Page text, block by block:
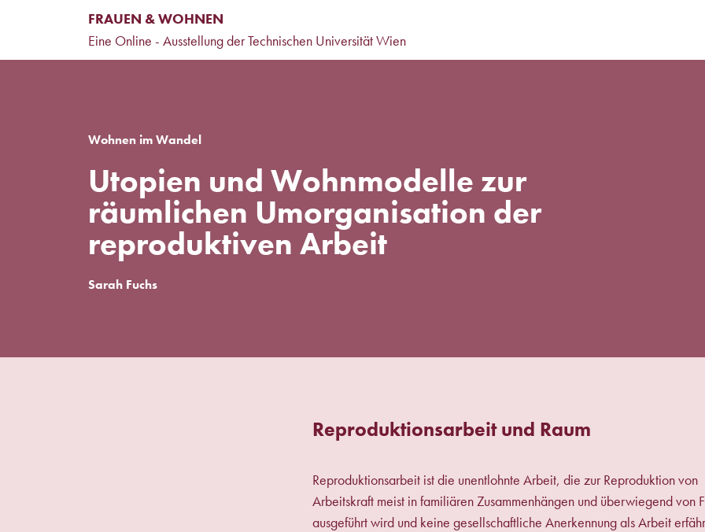
FRAUEN & WOHNEN
Eine Online - Ausstellung der Technischen Universität Wien
Wohnen im Wandel
Utopien und Wohnmodelle zur
räumlichen Umorganisation der
reproduktiven Arbeit
Sarah Fuchs
Reproduktionsarbeit und Raum
Reproduktionsarbeit ist die unentlohnte Arbeit, die zur Reproduktion von
Arbeitskraft meist in familiären Zusammenhängen und überwiegend von
ausgeführt wird und keine gesellschaftliche Anerkennung als Arbeit